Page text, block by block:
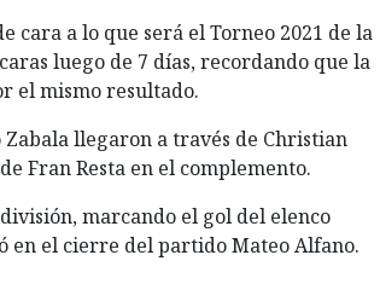
cara a lo que será el Torneo 2021 de la
luego de 7 días, recordando que la
el mismo resultado.
Zabala llegaron a través de Christian
Fran Resta en el complemento.
marcando el gol del elenco
en el cierre del partido Mateo Alfano.